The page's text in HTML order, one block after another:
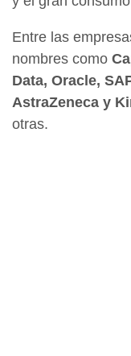
Entre las
nombres como
Data, Oracle,
AstraZeneca y
otras.